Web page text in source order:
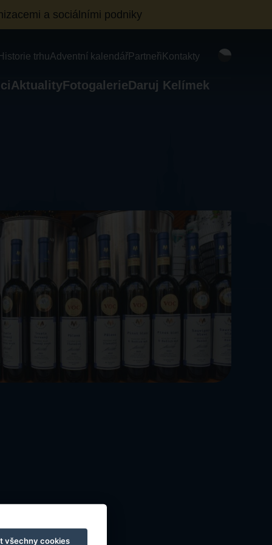
AktualityFotogalerieDaruj Kelímek
Historie trhuAdventní kalendářPartneři Kontakty
a sociálními podniky
všechny cookies